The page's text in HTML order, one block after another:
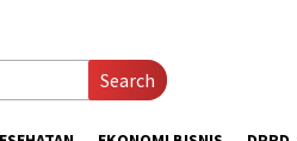
Search